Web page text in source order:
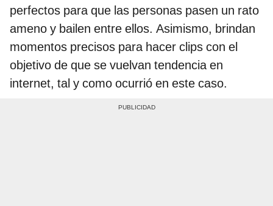
perfectos para que las personas pasen un rato
ameno y bailen entre ellos. Asimismo, brindan
momentos precisos para hacer clips con el
objetivo de que se vuelvan tendencia en
internet, tal y como ocurrió en este caso.